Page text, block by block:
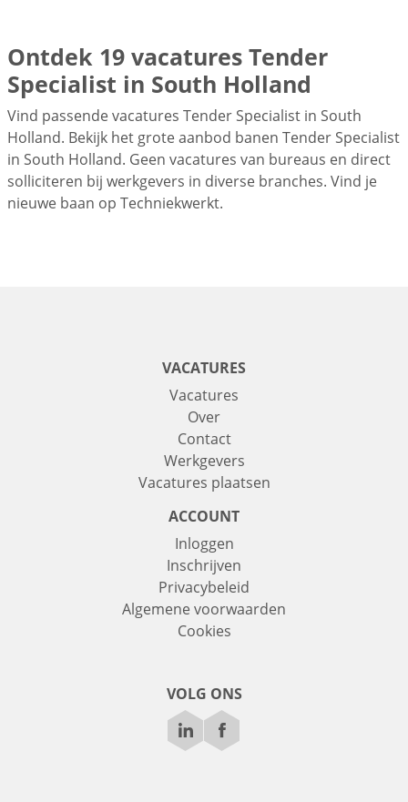
Ontdek 19 vacatures Tender
Specialist in South Holland
Vind passende vacatures Tender Specialist in South
Holland. Bekijk het grote aanbod banen Tender Specialist
in South Holland. Geen vacatures van bureaus en direct
solliciteren bij werkgevers in diverse branches. Vind je
nieuwe baan op Techniekwerkt.
VACATURES
Vacatures
Over
Contact
Werkgevers
Vacatures plaatsen
ACCOUNT
Inloggen
Inschrijven
Privacybeleid
Algemene voorwaarden
Cookies
VOLG ONS